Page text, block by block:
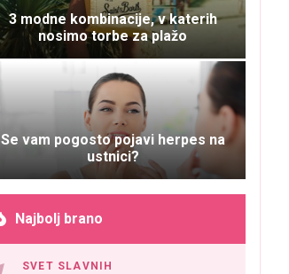
3 modne kombinacije, v katerih
nosimo torbe za plažo
Se vam pogosto pojavi herpes na
ustnici?
Najbolj brano
SVET SLAVNIH